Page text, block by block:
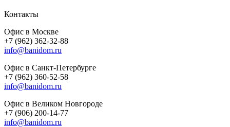
Контакты
Офис в Москве
+7 (962) 362-32-88
info@banidom.ru
Офис в Санкт-Петербурге
+7 (962) 360-52-58
info@banidom.ru
Офис в Великом Новгороде
+7 (906) 200-14-77
info@banidom.ru